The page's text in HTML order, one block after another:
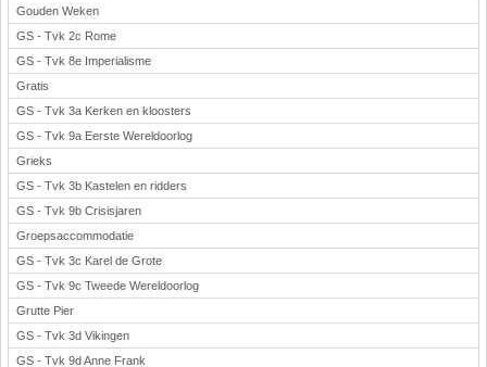
Gouden Weken
GS - Tvk 2c Rome
GS - Tvk 8e Imperialisme
Gratis
GS - Tvk 3a Kerken en kloosters
GS - Tvk 9a Eerste Wereldoorlog
Grieks
GS - Tvk 3b Kastelen en ridders
GS - Tvk 9b Crisisjaren
Groepsaccommodatie
GS - Tvk 3c Karel de Grote
GS - Tvk 9c Tweede Wereldoorlog
Grutte Pier
GS - Tvk 3d Vikingen
GS - Tvk 9d Anne Frank